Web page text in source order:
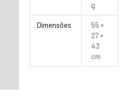
g
Dimensões
55 ×
27 ×
43
cm